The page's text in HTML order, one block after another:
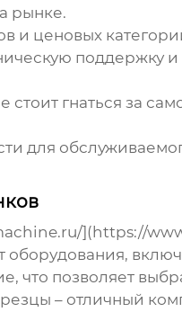
рынке.
и ценовых
поддержку
гнаться за
для
](https://
что позволяет
– отличный